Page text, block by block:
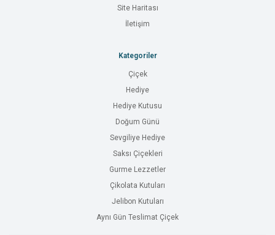
Site Haritası
İletişim
Kategoriler
Çiçek
Hediye
Hediye Kutusu
Doğum Günü
Sevgiliye Hediye
Saksı Çiçekleri
Gurme Lezzetler
Çikolata Kutuları
Jelibon Kutuları
Aynı Gün Teslimat Çiçek